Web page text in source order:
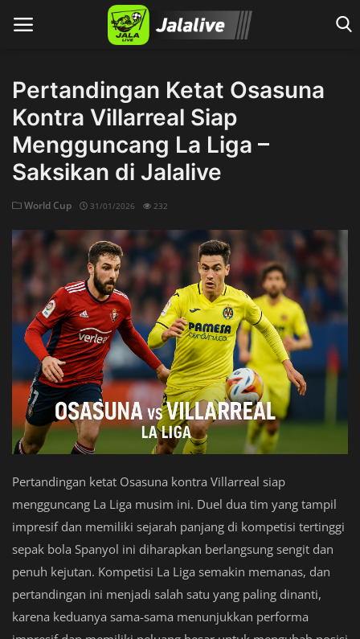
Home
Pertandingan Ketat Osasuna
Kontra Villarreal Siap
Mengguncang La Liga –
Saksikan di Jalalive
World Cup 31/01/2026 232
Pertandingan ketat Osasuna kontra Villarreal siap
mengguncang La Liga musim ini. Duel dua tim yang tampil
impresif dan memiliki sejarah panjang di kompetisi tertinggi
sepak bola Spanyol ini diharapkan berlangsung sengit dan
penuh kejutan. Kompetisi La Liga semakin memanas, dan
pertandingan ini menjadi salah satu yang paling dinanti,
karena keduanya sama-sama menunjukkan performa